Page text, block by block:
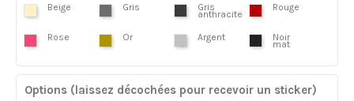
Beige Gris Gris
anthracite
Rouge
Rose Or Argent Noir
mat
Options (laissez décochées pour recevoir un sticker)